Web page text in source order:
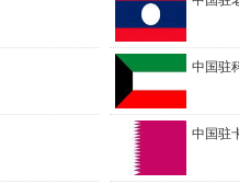
中国驻
中国驻